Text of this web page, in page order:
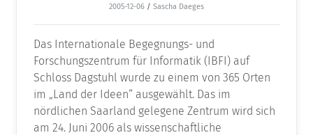
2005-12-06 / Sascha Daeges
Das Internationale Begegnungs- und
Forschungszentrum für Informatik (IBFI) auf
Schloss Dagstuhl wurde zu einem von 365 Orten
im „Land der Ideen“ ausgewählt. Das im
nördlichen Saarland gelegene Zentrum wird sich
am 24. Juni 2006 als wissenschaftliche